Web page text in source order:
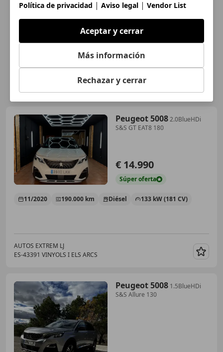
Peugeot 50082.0BlueHDi
S&S GT EAT8 180
€ 14.990
Súperoferta
11/2020 190.000 km Diésel 133 kW (181 CV)
AUTOS EXTREM LJ
ES-43391 VINYOLS I ELS ARCS
Peugeot 5008 1.5BlueHDi
S&S Allure 130
Política de privacidad | Aviso legal | Vendor List
Aceptar y cerrar
Más información
Rechazar y cerrar